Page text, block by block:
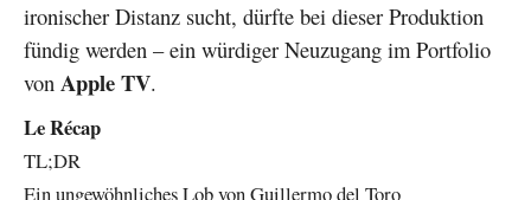
ironischer Distanz sucht, dürfte bei dieser Produktion
fündig werden – ein würdiger Neuzugang im Portfolio
von Apple TV.
Le Récap
TL;DR
Ein ungewöhnliches Lob von Guillermo del Toro